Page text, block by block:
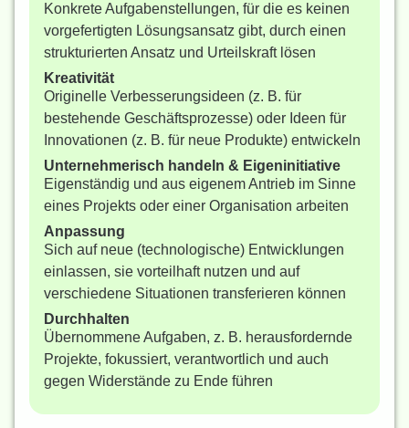
Konkrete Aufgabenstellungen, für die es keinen
vorgefertigten Lösungsansatz gibt, durch einen
strukturierten Ansatz und Urteilskraft lösen
Kreativität
Originelle Verbesserungsideen (z. B. für
bestehende Geschäftsprozesse) oder Ideen für
Innovationen (z. B. für neue Produkte) entwickeln
Unternehmerisch handeln & Eigeninitiative
Eigenständig und aus eigenem Antrieb im Sinne
eines Projekts oder einer Organisation arbeiten
Anpassung
Sich auf neue (technologische) Entwicklungen
einlassen, sie vorteilhaft nutzen und auf
verschiedene Situationen transferieren können
Durchhalten
Übernommene Aufgaben, z. B. herausfordernde
Projekte, fokussiert, verantwortlich und auch
gegen Widerstände zu Ende führen